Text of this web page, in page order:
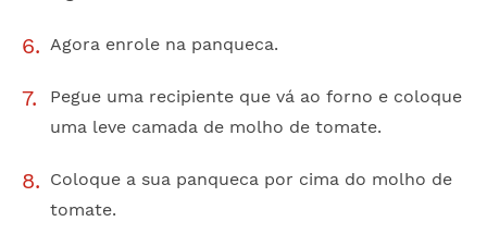
Agora enrole na panqueca.
Pegue uma recipiente que vá ao forno e coloque
uma leve camada de molho de tomate.
Coloque a sua panqueca por cima do molho de
tomate.